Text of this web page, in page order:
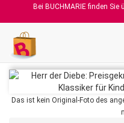
Bei BUCHMARIE finden
Das ist kein Original-Foto des